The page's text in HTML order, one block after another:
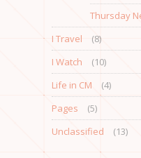
Thursday
I Travel
(8)
I Watch
(10)
Life in CM
(4)
Pages
(5)
Unclassified
(13)